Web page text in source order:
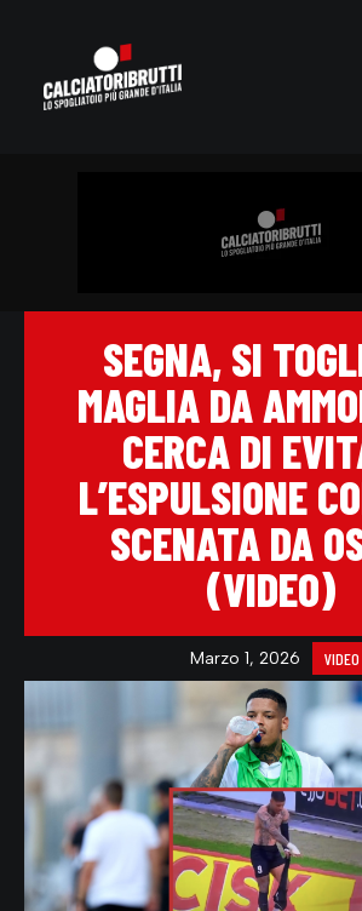
SEGNA, SI
MAGLIA DA
CERCA DI
L’ESPULSIONE
SCENATA DA
(VIDEO)
Marzo 1, 2026 VIDEO